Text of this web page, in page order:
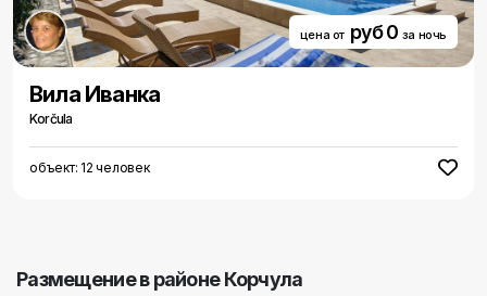
цена от руб 0 за ночь
Вила Иванка
Korčula
объект: 12 человек
Pазмещение в районе Корчула